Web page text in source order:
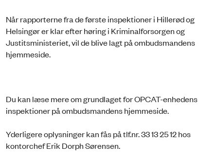
Når rapporterne fra de første inspektioner i Hillerød og
Helsingør er klar efter høring i Kriminalforsorgen og
Justitsministeriet, vil de blive lagt på ombudsmandens
hjemmeside.
Du kan læse mere om grundlaget for OPCAT-enhedens
inspektioner på ombudsmandens hjemmeside.
Yderligere oplysninger kan fås på tlf.nr. 33 13 25 12 hos
kontorchef Erik Dorph Sørensen.